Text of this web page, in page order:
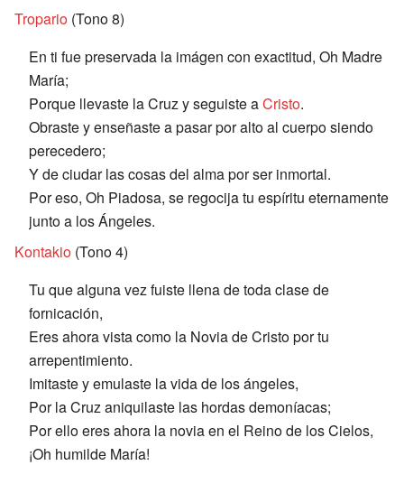
Tropario (Tono 8)
En ti fue preservada la imágen con exactitud, Oh Madre
María;
Porque llevaste la Cruz y seguiste aCristo.
Obraste y enseñaste a pasar por alto al cuerpo siendo
perecedero;
Y de ciudar las cosas del alma por ser inmortal.
Por eso, Oh Piadosa, se regocija tu espíritu eternamente
junto a los Ángeles.
Kontakio (Tono 4)
Tu que alguna vez fuiste llena de toda clase de
fornicación,
Eres ahora vista como la Novia de Cristo por tu
arrepentimiento.
Imitaste y emulaste la vida de los ángeles,
Por la Cruz aniquilaste las hordas demoníacas;
Por ello eres ahora la novia en el Reino de los Cielos,
¡Oh humilde María!